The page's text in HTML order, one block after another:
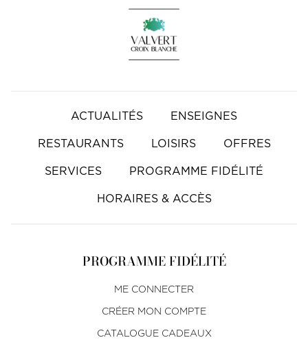
Accueil
ACTUALITÉS ENSEIGNES
RESTAURANTS LOISIRS OFFRES
SERVICES PROGRAMME FIDÉLITÉ
HORAIRES & ACCÈS
PROGRAMME FIDÉLITÉ
ME CONNECTER
CRÉER MON COMPTE
CATALOGUE CADEAUX